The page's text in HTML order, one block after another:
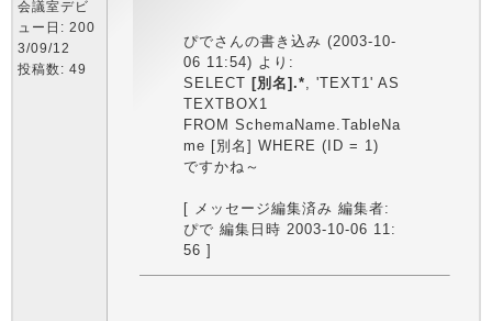
会議室デビ
ュー日: 200
3/09/12
投稿数: 49
ぴでさんの書き込み (2003-10-
06 11:54) より:
SELECT [別名].*, 'TEXT1' AS
TEXTBOX1
FROM SchemaName.TableNa
me [別名] WHERE (ID = 1)
ですかね～
[ メッセージ編集済み 編集者:
ぴで 編集日時 2003-10-06 11:
56 ]